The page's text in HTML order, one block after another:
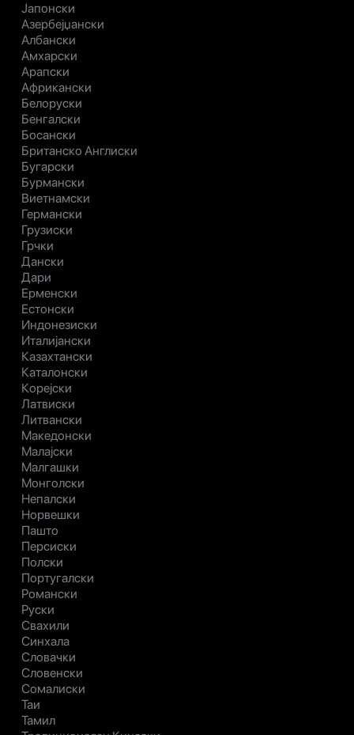
Јапонски
Азербејџански
Албански
Амхарски
Арапски
Африкански
Белоруски
Бенгалски
Босански
Британско Англиски
Бугарски
Бурмански
Виетнамски
Германски
Грузиски
Грчки
Дански
Дари
Ерменски
Естонски
Индонезиски
Италијански
Казахтански
Каталонски
Корејски
Латвиски
Литвански
Македонски
Малајски
Малгашки
Монголски
Непалски
Норвешки
Пашто
Персиски
Полски
Португалски
Романски
Руски
Свахили
Синхала
Словачки
Словенски
Сомалиски
Таи
Тамил